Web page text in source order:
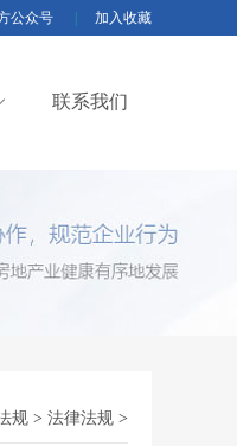
公众号 加入收藏
联系我们
规 > 法律法规 >